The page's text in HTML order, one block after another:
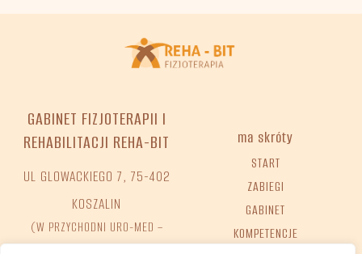
GABINET FIZJOTERAPII I
REHABILITACJI REHA-BIT
UL GLOWACKIEGO 7, 75-402
KOSZALIN
(W PRZYCHODNI URO-MED –
ma skróty
START
ZABIEGI
GABINET
KOMPETENCJE